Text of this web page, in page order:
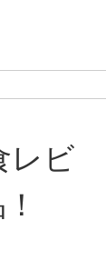
レビ